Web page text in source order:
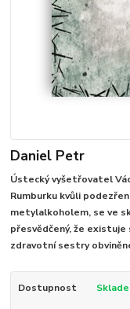
Daniel Petr
Ústecký vyšetřovatel
Rumburku kvůli
metylalkoholem, se ve
přesvědčený, že
zdravotní sestry
Dostupnost